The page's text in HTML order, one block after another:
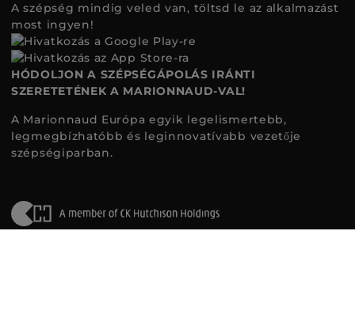
A szépség mindig veled van, töltsd le az alkalmazást
most ingyen!
HÓDOLJON A SZÉPSÉGÁPOLÁS IRÁNTI
SZERETETÉNEK A MARIONNAUD-VAL!
A Marionnaud Európa egyik legelismertebb,
legmegbízhatóbb és leginnovatívabb vezetője
szépségiparban.